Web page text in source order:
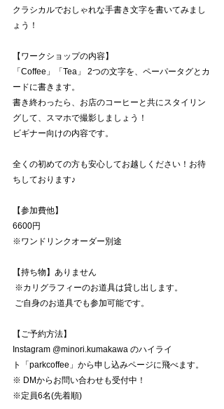
クラシカルでおしゃれな手書き文字を書いてみまし
ょう！
【ワークショップの内容】
「Coffee」「Tea」 2つの文字を、ペーパータグとカ
ードに書きます。
書き終わったら、お店のコーヒーと共にスタイリン
グして、スマホで撮影しましょう！
ビギナー向けの内容です。
全くの初めての方も安心してお越しください！お待
ちしております♪
【参加費他】
6600円
※ワンドリンクオーダー別途
【持ち物】ありません
※カリグラフィーのお道具は貸し出します。
ご自身のお道具でも参加可能です。
【ご予約方法】
Instagram @minori.kumakawa のハイライ
ト「parkcoffee」から申し込みページに飛べます。
※ DMからお問い合わせも受付中！
※定員6名(先着順)